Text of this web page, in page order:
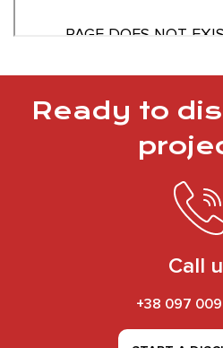
Ready to
Call
+38 097